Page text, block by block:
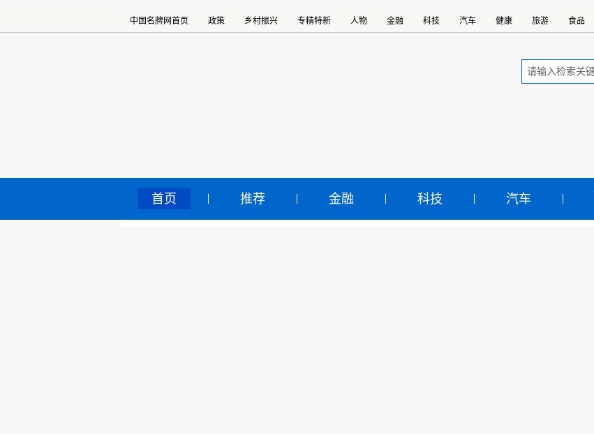
中国名牌网首页 政策 乡村振兴 专精特新 人物 金融 科技 汽车 健康 旅游 食品
首页 推荐 金融 科技 汽车